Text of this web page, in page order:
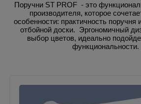
Поручни ST PROF - это
производителя, которое
особенности: практичность поручня
отбойной доски. Эргономичный
выбор цветов, идеально
функциональности.